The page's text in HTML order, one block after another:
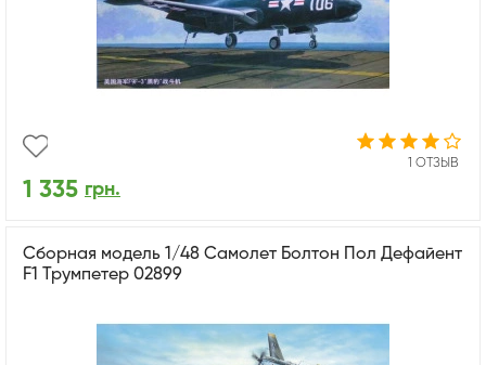
1 ОТЗЫВ
1 335 грн.
Сборная модель 1/48 Самолет Болтон Пол Дефайент
F1 Трумпетер 02899